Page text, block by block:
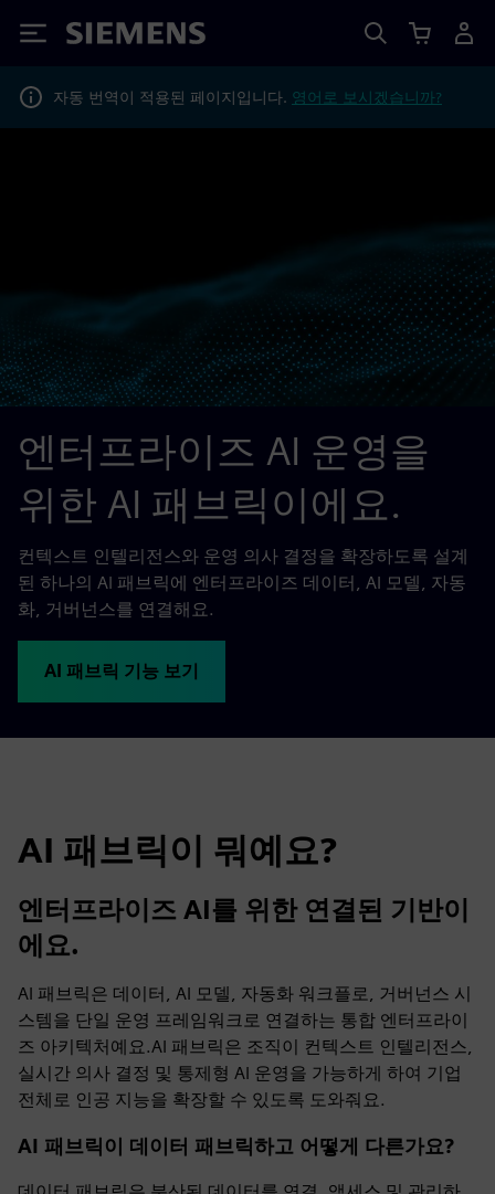
Siemens
자동 번역이 적용된 페이지입니다. 영어로 보시겠습니까?
엔터프라이즈 AI 운영을
위한 AI 패브릭이에요.
컨텍스트 인텔리전스와 운영 의사 결정을 확장하도록 설계
된 하나의 AI 패브릭에 엔터프라이즈 데이터, AI 모델, 자동
화, 거버넌스를 연결해요.
AI 패브릭 기능 보기
AI 패브릭이 뭐예요?
엔터프라이즈 AI를 위한 연결된 기반이
에요.
AI 패브릭은 데이터, AI 모델, 자동화 워크플로, 거버넌스 시
스템을 단일 운영 프레임워크로 연결하는 통합 엔터프라이
즈 아키텍처예요.AI 패브릭은 조직이 컨텍스트 인텔리전스,
실시간 의사 결정 및 통제형 AI 운영을 가능하게 하여 기업
전체로 인공 지능을 확장할 수 있도록 도와줘요.
AI 패브릭이 데이터 패브릭하고 어떻게 다른가요?